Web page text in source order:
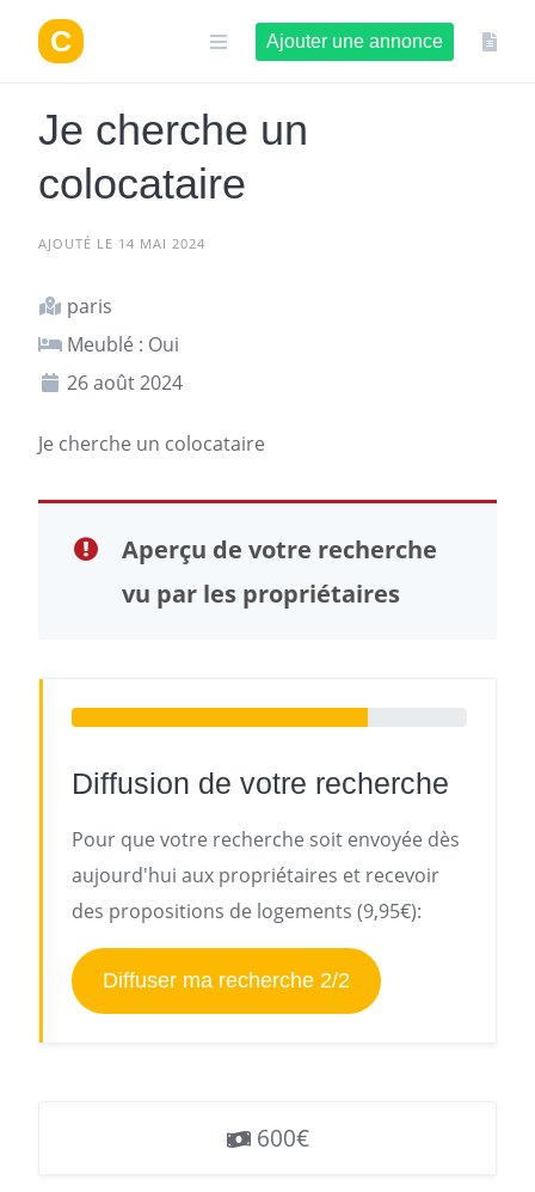
contenu
Ajouter une annonce
Je cherche un
colocataire
AJOUTÉ LE 14 MAI 2024
paris
Meublé : Oui
26 août 2024
Je cherche un colocataire
Aperçu de votre recherche
vu par les propriétaires
Diffusion de votre recherche
Pour que votre recherche soit envoyée dès
aujourd'hui aux propriétaires et recevoir
des propositions de logements (9,95€):
Diffuser ma recherche 2/2
600€